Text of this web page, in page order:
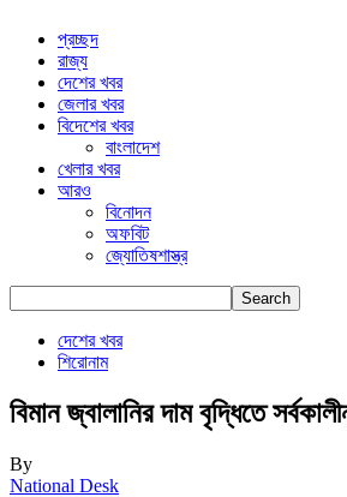
প্রচ্ছদ
রাজ্য
দেশের খবর
জেলার খবর
বিদেশের খবর
বাংলাদেশ
খেলার খবর
আরও
বিনোদন
অফবিট
জ্যোতিষশাস্ত্র
দেশের খবর
শিরোনাম
বিমান জ্বালানির দাম বৃদ্ধিতে
By
National Desk